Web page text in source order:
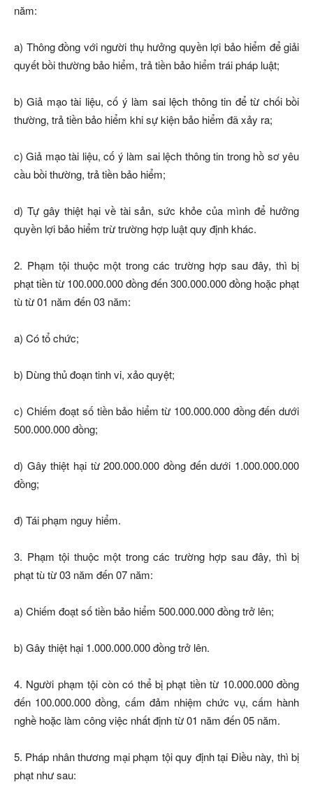
năm:
a) Thông đồng với người thụ hưởng quyền lợi bảo hiểm để giải
quyết bồi thường bảo hiểm, trả tiền bảo hiểm trái pháp luật;
b) Giả mạo tài liệu, cố ý làm sai lệch thông tin để từ chối bồi
thường, trả tiền bảo hiểm khi sự kiện bảo hiểm đã xảy ra;
c) Giả mạo tài liệu, cố ý làm sai lệch thông tin trong hồ sơ yêu
cầu bồi thường, trả tiền bảo hiểm;
d) Tự gây thiệt hại về tài sản, sức khỏe của mình để hưởng
quyền lợi bảo hiểm trừ trường hợp luật quy định khác.
2. Phạm tội thuộc một trong các trường hợp sau đây, thì bị
phạt tiền từ 100.000.000 đồng đến 300.000.000 đồng hoặc phạt
tù từ 01 năm đến 03 năm:
a) Có tổ chức;
b) Dùng thủ đoạn tinh vi, xảo quyệt;
c) Chiếm đoạt số tiền bảo hiểm từ 100.000.000 đồng đến dưới
500.000.000 đồng;
d) Gây thiệt hại từ 200.000.000 đồng đến dưới 1.000.000.000
đồng;
đ) Tái phạm nguy hiểm.
3. Phạm tội thuộc một trong các trường hợp sau đây, thì bị
phạt tù từ 03 năm đến 07 năm:
a) Chiếm đoạt số tiền bảo hiểm 500.000.000 đồng trở lên;
b) Gây thiệt hại 1.000.000.000 đồng trở lên.
4. Người phạm tội còn có thể bị phạt tiền từ 10.000.000 đồng
đến 100.000.000 đồng, cấm đảm nhiệm chức vụ, cấm hành
nghề hoặc làm công việc nhất định từ 01 năm đến 05 năm.
5. Pháp nhân thương mại phạm tội quy định tại Điều này, thì bị
phạt như sau: